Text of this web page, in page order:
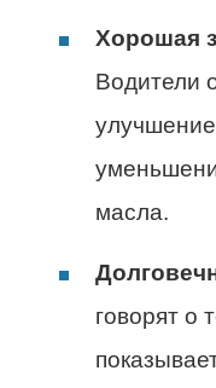
Хорошая
Водители
масла.
говорят о